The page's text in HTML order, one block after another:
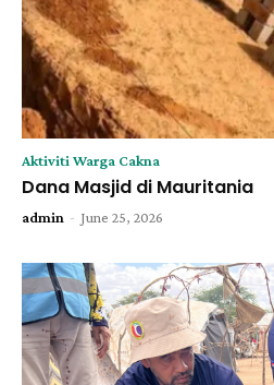
Aktiviti Warga Cakna
Dana Masjid di Mauritania
admin - June 25, 2026